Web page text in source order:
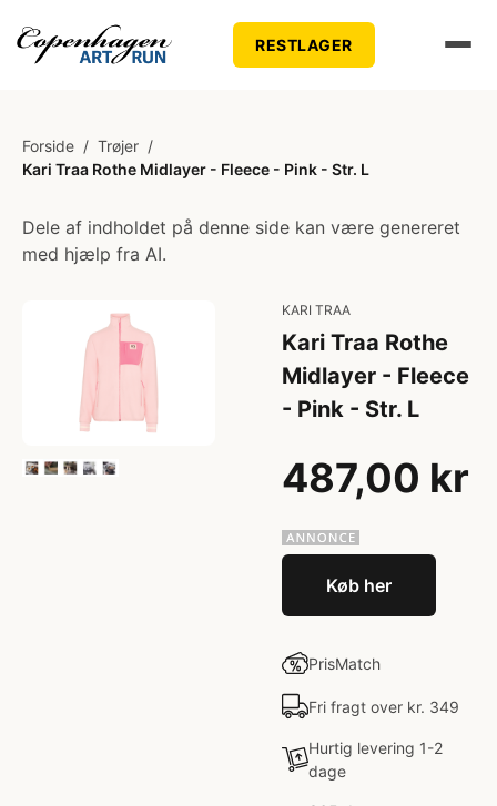
RESTLAGER
Forside / Trøjer /
Kari Traa Rothe Midlayer - Fleece - Pink - Str. L
Dele af indholdet på denne side kan være genereret
med hjælp fra AI.
KARI TRAA
Kari Traa Rothe
Midlayer - Fleece
- Pink - Str. L
487,00 kr
Køb her
PrisMatch
Fri fragt over kr. 349
Hurtig levering 1-2
dage